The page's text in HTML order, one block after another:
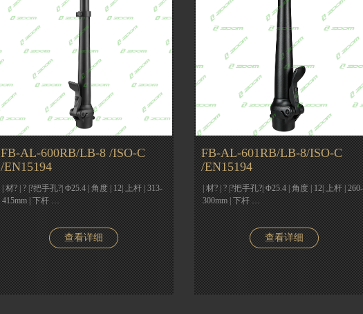
FB-AL-600RB/LB-8 /ISO-C
/EN15194
| 材? | ? |?把手孔?| Φ25.4 | 角度 | 12| 上杆 | 313-
415mm | 下杆 …
查看详细
FB-AL-601RB/LB-8/ISO-C
/EN15194
| 材? | ? |?把手孔?| Φ25.4 | 角度 | 12| 上杆 | 260-
300mm | 下杆 …
查看详细